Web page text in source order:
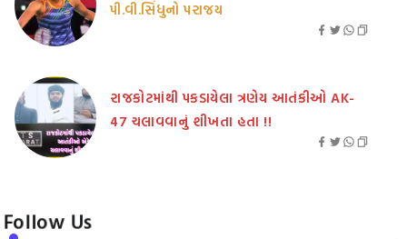
પી.વી.સિંધુનો પરાજય
રાજકોટમાંથી પકડાયેલા ત્રણેય આતંકીઓ AK-
47 ચલાવવાનું શીખતા હતા !!
Follow Us